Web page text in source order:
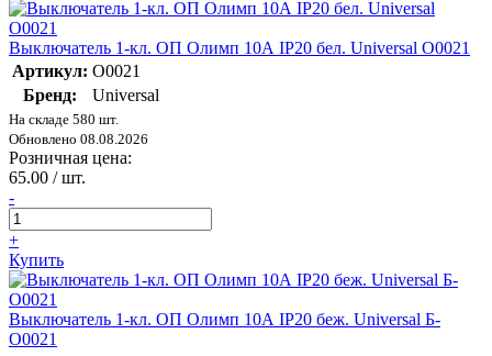
Выключатель 1-кл. ОП Олимп 10А IP20 бел. Universal О0021
Артикул: О0021
Бренд:
Universal
На складе 580 шт.
Обновлено 08.08.2026
Розничная цена:
65.00 / шт.
-
+
Купить
Выключатель 1-кл. ОП Олимп 10А IP20 беж. Universal Б-
О0021